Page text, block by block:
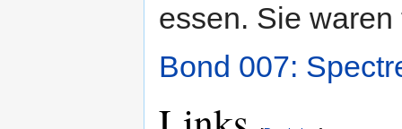
essen. Sie
Bond 007: